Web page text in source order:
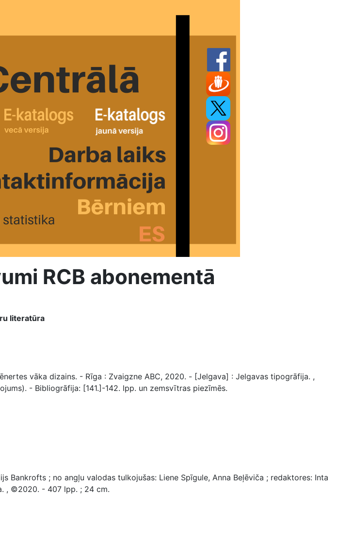
RCB abonementā
literatūra
vāka dizains. - Rīga : Zvaigzne ABC, 2020. - [Jelgava] : Jelgavas tipogrāfija. ,
- Bibliogrāfija: [141.]-142. lpp. un zemsvītras piezīmēs.
; no angļu valodas tulkojušas: Liene Spīgule, Anna Beļēviča ; redaktores: Inta
, ©2020. - 407 lpp. ; 24 cm.